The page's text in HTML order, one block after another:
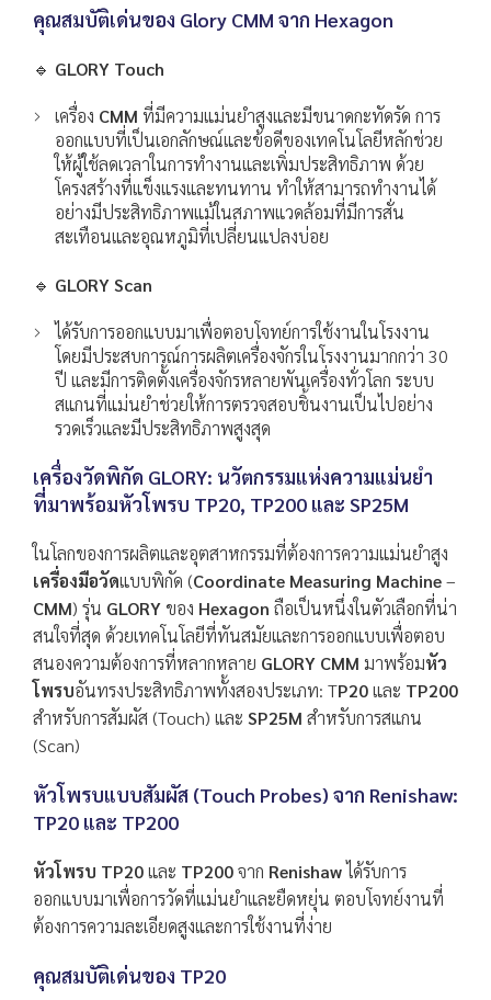
คุณสมบัติเด่นของ Glory CMM จาก Hexagon
🔹 GLORY Touch
เครื่อง CMM ที่มีความแม่นยำสูงและมีขนาดกะทัดรัด การ
ออกแบบที่เป็นเอกลักษณ์และข้อดีของเทคโนโลยีหลักช่วย
ให้ผู้ใช้ลดเวลาในการทำงานและเพิ่มประสิทธิภาพ ด้วย
โครงสร้างที่แข็งแรงและทนทาน ทำให้สามารถทำงานได้
อย่างมีประสิทธิภาพแม้ในสภาพแวดล้อมที่มีการสั่น
สะเทือนและอุณหภูมิที่เปลี่ยนแปลงบ่อย
🔹 GLORY Scan
ได้รับการออกแบบมาเพื่อตอบโจทย์การใช้งานในโรงงาน
โดยมีประสบการณ์การผลิตเครื่องจักรในโรงงานมากกว่า 30
ปี และมีการติดตั้งเครื่องจักรหลายพันเครื่องทั่วโลก ระบบ
สแกนที่แม่นยำช่วยให้การตรวจสอบชิ้นงานเป็นไปอย่าง
รวดเร็วและมีประสิทธิภาพสูงสุด
เครื่องวัดพิกัด GLORY: นวัตกรรมแห่งความแม่นยำ
ที่มาพร้อมหัวโพรบ TP20, TP200 และ SP25M
ในโลกของการผลิตและอุตสาหกรรมที่ต้องการความแม่นยำสูง
เครื่องมือวัดแบบพิกัด (Coordinate Measuring Machine–
CMM) รุ่น GLORY ของ Hexagon ถือเป็นหนึ่งในตัวเลือกที่น่า
สนใจที่สุด ด้วยเทคโนโลยีที่ทันสมัยและการออกแบบเพื่อตอบ
สนองความต้องการที่หลากหลาย GLORY CMM มาพร้อมหัว
โพรบอันทรงประสิทธิภาพทั้งสองประเภท: TP20และ TP200
สำหรับการสัมผัส (Touch) และ SP25M สำหรับการสแกน
(Scan)
หัวโพรบแบบสัมผัส (Touch Probes) จาก Renishaw:
TP20 และ TP200
หัวโพรบ TP20และ TP200จาก Renishawได้รับการ
ออกแบบมาเพื่อการวัดที่แม่นยำและยืดหยุ่น ตอบโจทย์งานที่
ต้องการความละเอียดสูงและการใช้งานที่ง่าย
คุณสมบัติเด่นของ TP20